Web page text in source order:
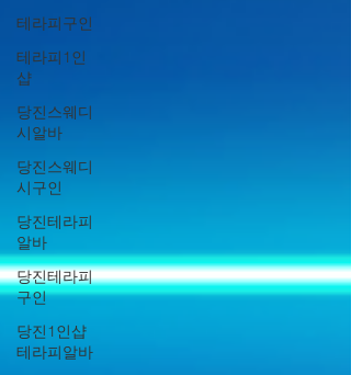
테라피구인
테라피1인
샵
당진스웨디
시알바
당진스웨디
시구인
당진테라피
알바
당진테라피
구인
당진1인샵
테라피알바